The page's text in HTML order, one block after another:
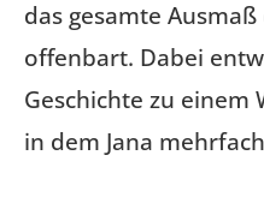
das gesamte
offenbart. Dabei
Geschichte zu einem
in dem Jana